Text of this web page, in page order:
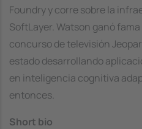
Foundry y corre sobre la
SoftLayer. Watson ganó
concurso de televisión
estado desarrollando
en inteligencia cognitiva
entonces.
Short bio